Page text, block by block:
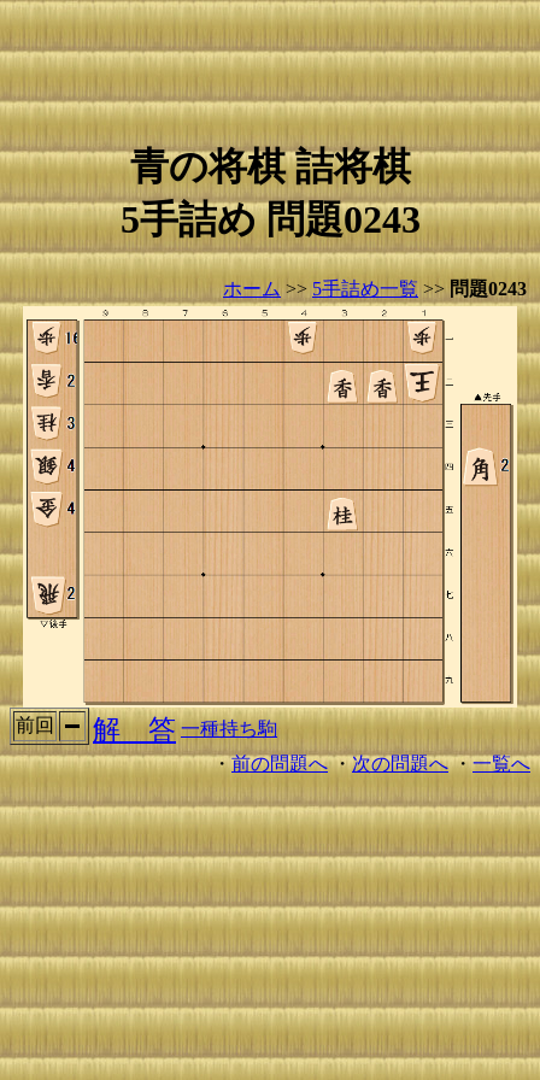
青の将棋 詰将棋
5手詰め 問題0243
ホーム >> 5手詰め一覧 >> 問題0243
前回 解 答 一種持ち駒
・前の問題へ・次の問題へ・一覧へ